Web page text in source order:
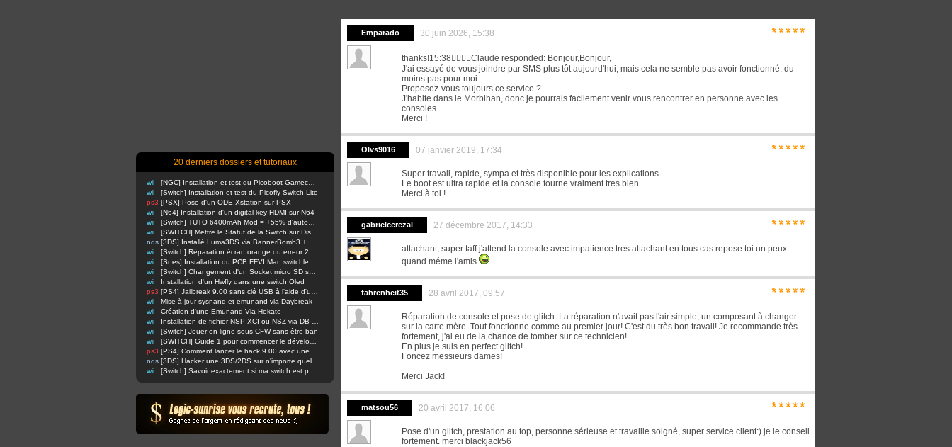
20 derniers dossiers et tutoriaux
wii
wii
[Switch] Installation et test du Picofly Switch Lite
ps3 [PSX] Pose d'un ODE Xstation sur PSX
wii
[N64] Installation d'un digital key HDMI sur N64
wii
wii
nds
wii
wii
wii
wii
Installation d'un Hwfly dans une switch Oled
ps3
wii
Mise à jour sysnand et emunand via Daybreak
wii
Création d'une Emunand Via Hekate
wii
wii
[Switch] Jouer en ligne sous CFW sans être ban
wii
ps3
nds
wii
Emparado 30 juin 2026, 15:38 *****
thanks!15:38Claude responded: Bonjour,Bonjour,
J'ai essayé de vous joindre par SMS plus tôt aujourd'hui, mais cela ne semble pas avoir fonctionné, du
moins pas pour moi.
Proposez-vous toujours ce service ?
J'habite dans le Morbihan, donc je pourrais facilement venir vous rencontrer en personne avec les
consoles.
Merci !
Olvs9016 07 janvier 2019, 17:34 *****
Super travail, rapide, sympa et très disponible pour les explications.
Le boot est ultra rapide et la console tourne vraiment tres bien.
Merci à toi !
gabrielcerezal 27 décembre 2017, 14:33 *****
attachant, super taff j'attend la console avec impatience tres attachant en tous cas repose toi un peux
quand méme l'amis
fahrenheit35 28 avril 2017, 09:57 *****
Réparation de console et pose de glitch. La réparation n'avait pas l'air simple, un composant à changer
sur la carte mère. Tout fonctionne comme au premier jour! C'est du très bon travail! Je recommande très
fortement, j'ai eu de la chance de tomber sur ce technicien!
En plus je suis en perfect glitch!
Foncez messieurs dames!
Merci Jack!
matsou56 20 avril 2017, 16:06 *****
Pose d'un glitch, prestation au top, personne sérieuse et travaille soigné, super service client:) je le conseil
fortement. merci blackjack56